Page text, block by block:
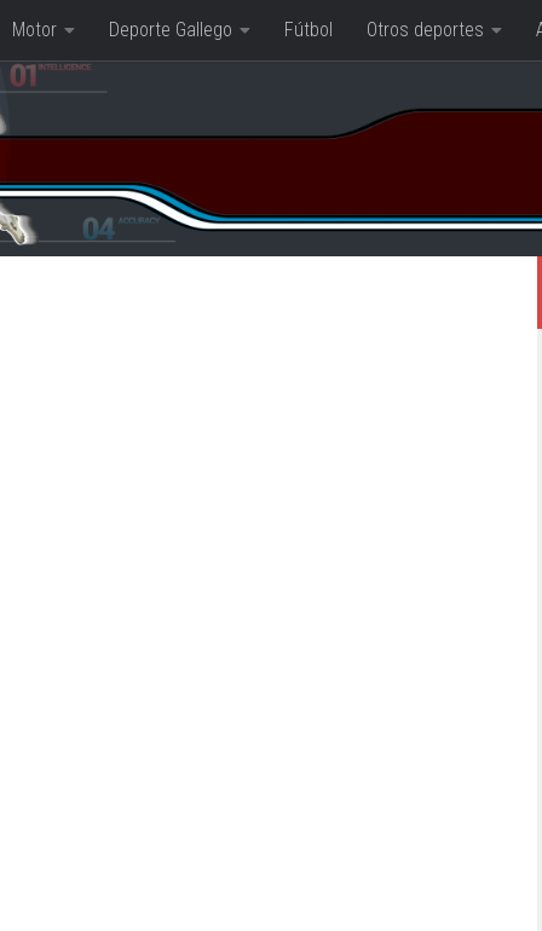
Motor Deporte Gallego Fútbol Otros deportes